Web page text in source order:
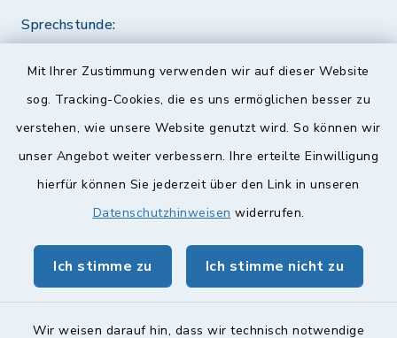
Mit Ihrer Zustimmung verwenden wir auf dieser Website
sog. Tracking-Cookies, die es uns ermöglichen besser zu
verstehen, wie unsere Website genutzt wird. So können wir
unser Angebot weiter verbessern. Ihre erteilte Einwilligung
hierfür können Sie jederzeit über den Link in unseren
Datenschutzhinweisen widerrufen.
Ich stimme zu Ich stimme nicht zu
Wir weisen darauf hin, dass wir technisch notwendige
Sprechstunde:
Quicklinks
Landkreis Lichtenfels
geoPortal Lichtenfels